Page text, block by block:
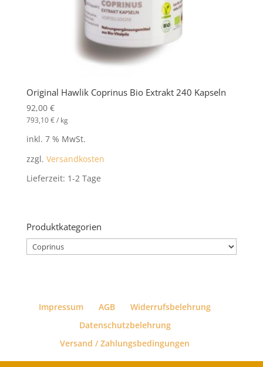
Original Hawlik Coprinus Bio Extrakt 240 Kapseln
92,00 €
793,10€/ kg
inkl. 7 % MwSt.
zzgl. Versandkosten
Lieferzeit: 1-2 Tage
Produktkategorien
Impressum AGB
Widerrufsbelehrung
Datenschutzbelehrung
Versand / Zahlungsbedingungen